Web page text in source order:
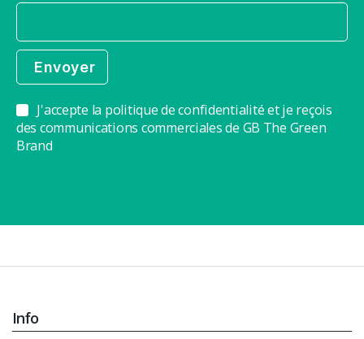
J'accepte la politique de confidentialité et je reçois
des communications commerciales de GB The Green
Brand
Info